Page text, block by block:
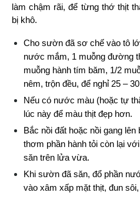
làm chậm rãi, để từng thớ thịt
bị khô.
Cho sườn đã sơ chế vào tô
nước mắm, 1 muỗng đường
muỗng hành tím băm, 1/2
nêm, trộn đều, để nghỉ 25 –
Nếu có nước màu (hoặc tự
lúc này để màu thịt đẹp hơn.
Bắc nồi đất hoặc nồi gang
thơm phần hành tỏi còn lại
săn trên lửa vừa.
Khi sườn đã săn, đổ phần
vào xâm xấp mặt thịt, đun